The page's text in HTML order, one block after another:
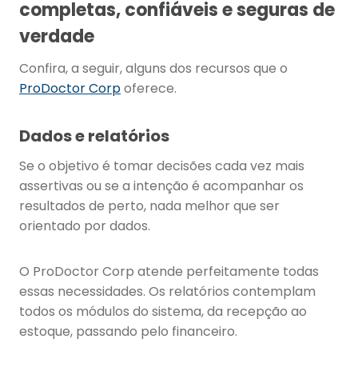
completas, confiáveis e seguras de
verdade
Confira, a seguir, alguns dos recursos que o
ProDoctor Corpoferece.
Dados e relatórios
Se o objetivo é tomar decisões cada vez mais
assertivas ou se a intenção é acompanhar os
resultados de perto, nada melhor que ser
orientado por dados.
O ProDoctor Corp atende perfeitamente todas
essas necessidades. Os relatórios contemplam
todos os módulos do sistema, da recepção ao
estoque, passando pelo financeiro.